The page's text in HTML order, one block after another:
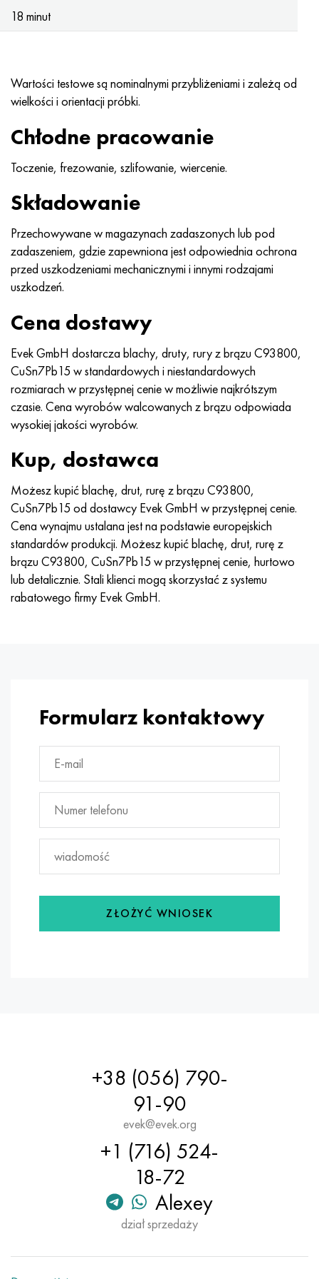
18 minut
Wartości testowe są nominalnymi przybliżeniami i zależą od
wielkości i orientacji próbki.
Chłodne pracowanie
Toczenie, frezowanie, szlifowanie, wiercenie.
Składowanie
Przechowywane w magazynach zadaszonych lub pod
zadaszeniem, gdzie zapewniona jest odpowiednia ochrona
przed uszkodzeniami mechanicznymi i innymi rodzajami
uszkodzeń.
Cena dostawy
Evek GmbH dostarcza blachy, druty, rury z brązu C93800,
CuSn7Pb15 w standardowych i niestandardowych
rozmiarach w przystępnej cenie w możliwie najkrótszym
czasie. Cena wyrobów walcowanych z brązu odpowiada
wysokiej jakości wyrobów.
Kup, dostawca
Możesz kupić blachę, drut, rurę z brązu C93800,
CuSn7Pb15 od dostawcy Evek GmbH w przystępnej cenie.
Cena wynajmu ustalana jest na podstawie europejskich
standardów produkcji. Możesz kupić blachę, drut, rurę z
brązu C93800, CuSn7Pb15 w przystępnej cenie, hurtowo
lub detalicznie. Stali klienci mogą skorzystać z systemu
rabatowego firmy Evek GmbH.
Formularz kontaktowy
ZŁOŻYĆ WNIOSEK
+38 (056) 790-
91-90
evek@evek.org
+1 (716) 524-
18-72
Alexey
dział sprzedaży
Hastelloy C-276
Hastelloy 3
40XFA, 1.7223, AISI 4142
45HN2MFA, k2425, 45hnmf